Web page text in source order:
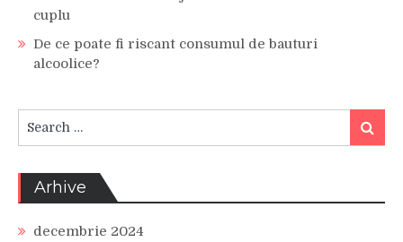
cuplu
De ce poate fi riscant consumul de bauturi
alcoolice?
for:
Search
Arhive
decembrie 2024